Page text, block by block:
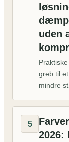
uden
greb til
mindre
5
2026: